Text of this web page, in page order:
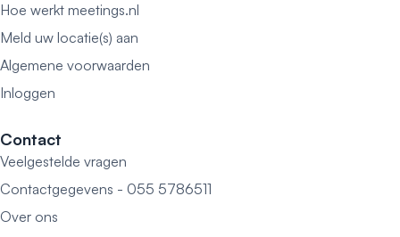
Hoe werkt meetings.nl
Meld uw locatie(s) aan
Algemene voorwaarden
Inloggen
Contact
Veelgestelde vragen
Contactgegevens - 055 5786511
Over ons